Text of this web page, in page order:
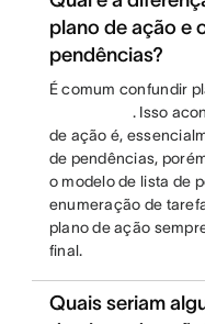
plano de ação e
pendências?
É comum confundir
. Isso
de ação é,
de pendências,
o modelo de lista de
enumeração de
plano de ação
final.
Quais seriam